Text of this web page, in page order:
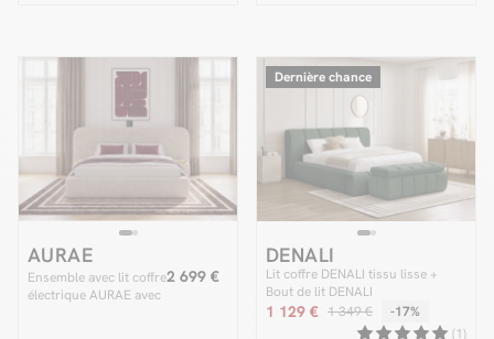
AURAE
Ensemble avec lit coffre
électrique AURAE avec
2 699 €
Dernière chance
DENALI
Lit coffre DENALI tissu lisse +
Bout de lit DENALI
1 129 € 1 349 €
-17%
(1)